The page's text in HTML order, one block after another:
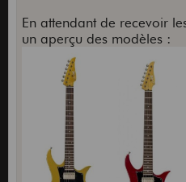
En attendant de recevoir
un aperçu des modèles :